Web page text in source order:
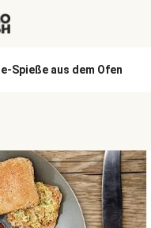
Spieße aus dem Ofen